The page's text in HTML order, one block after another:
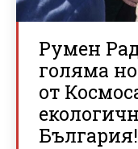
Румен
голяма
от
България!